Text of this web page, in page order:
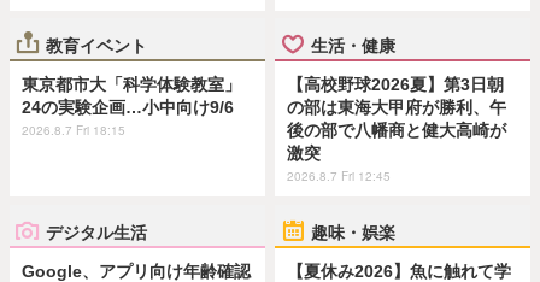
教育イベント
東京都市大「科学体験教室」
24の実験企画…小中向け9/6
2026.8.7 Fri 18:15
生活・健康
【高校野球2026夏】第3日朝
の部は東海大甲府が勝利、午
後の部で八幡商と健大高崎が
激突
2026.8.7 Fri 12:45
デジタル生活
Google、アプリ向け年齢確認
趣味・娯楽
【夏休み2026】魚に触れて学